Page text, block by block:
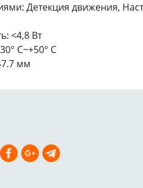
Детекция движения,
<4,8 Вт
C~+50° C
мм